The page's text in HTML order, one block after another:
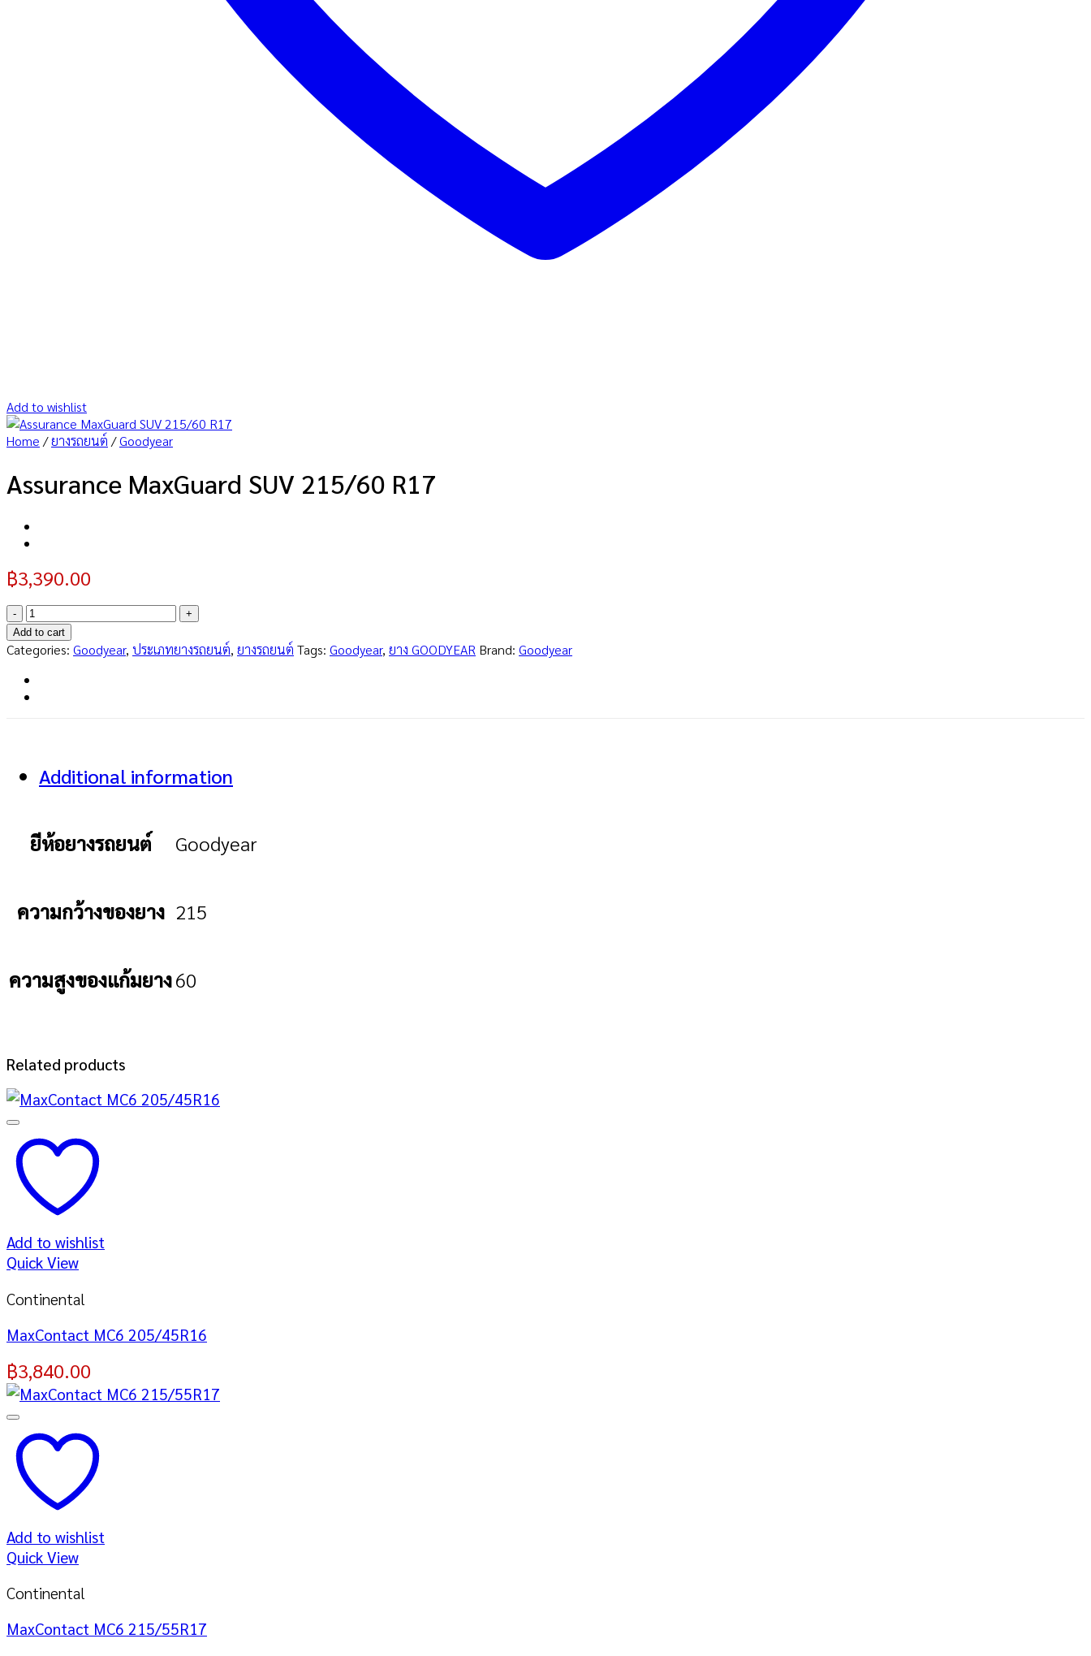
Add to wishlist
Home /ยางรถยนต์ /Goodyear
Assurance MaxGuard SUV 215/60 R17
฿3,390.00
Assurance
MaxGuard
SUV
215/60
R17
quantity
Add to cart
Categories: Goodyear, ประเภทยางรถยนต์, ยางรถยนต์ Tags: Goodyear, ยาง GOODYEAR Brand: Goodyear
Additional information
ยีห้อยางรถยนต์ Goodyear
ความกว้างของยาง 215
ความสูงของแก้มยาง60
Related products
Add to wishlist
Quick View
Continental
MaxContact MC6 205/45R16
฿3,840.00
Add to wishlist
Quick View
Continental
MaxContact MC6 215/55R17